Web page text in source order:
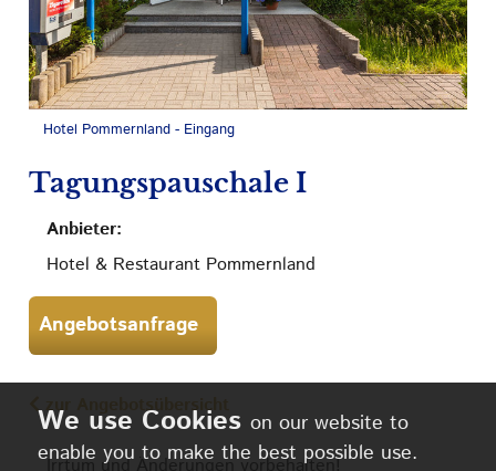
Hotel Pommernland - Eingang
Tagungspauschale I
Anbieter:
Hotel & Restaurant Pommernland
Angebotsanfrage
zur Angebotsübersicht
Irrtum und Änderungen vorbehalten!
on our website to
enable you to make the best possible use.